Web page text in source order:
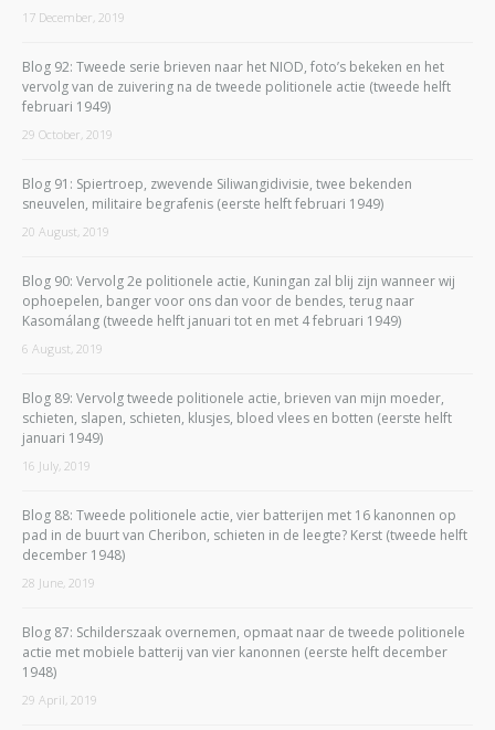
17 December, 2019
Blog 92: Tweede serie brieven naar het NIOD, foto’s bekeken en het
vervolg van de zuivering na de tweede politionele actie (tweede helft
februari 1949)
29 October, 2019
Blog 91: Spiertroep, zwevende Siliwangidivisie, twee bekenden
sneuvelen, militaire begrafenis (eerste helft februari 1949)
20 August, 2019
Blog 90: Vervolg 2e politionele actie, Kuningan zal blij zijn wanneer wij
ophoepelen, banger voor ons dan voor de bendes, terug naar
Kasomálang (tweede helft januari tot en met 4 februari 1949)
6 August, 2019
Blog 89: Vervolg tweede politionele actie, brieven van mijn moeder,
schieten, slapen, schieten, klusjes, bloed vlees en botten (eerste helft
januari 1949)
16 July, 2019
Blog 88: Tweede politionele actie, vier batterijen met 16 kanonnen op
pad in de buurt van Cheribon, schieten in de leegte? Kerst (tweede helft
december 1948)
28 June, 2019
Blog 87: Schilderszaak overnemen, opmaat naar de tweede politionele
actie met mobiele batterij van vier kanonnen (eerste helft december
1948)
29 April, 2019